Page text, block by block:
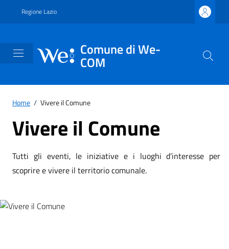
Regione Lazio
Comune di We-
COM
Home / Vivere il Comune
Vivere il Comune
Tutti gli eventi, le iniziative e i luoghi d’interesse per
scoprire e vivere il territorio comunale.